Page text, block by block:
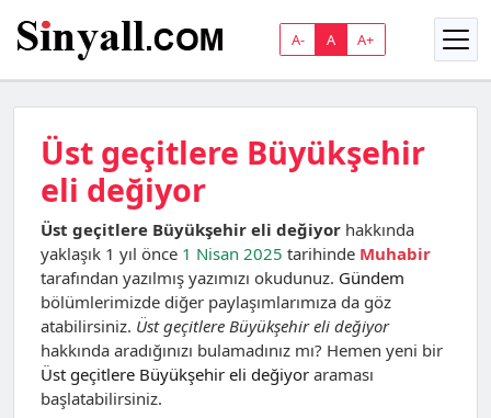
A- A A+
Üst geçitlere Büyükşehir
eli değiyor
Üst geçitlere Büyükşehir eli değiyor hakkında
yaklaşık 1 yıl önce 1 Nisan 2025 tarihinde Muhabir
tarafından yazılmış yazımızı okudunuz. Gündem
bölümlerimizde diğer paylaşımlarımıza da göz
atabilirsiniz. Üst geçitlere Büyükşehir eli değiyor
hakkında aradığınızı bulamadınız mı? Hemen yeni bir
Üst geçitlere Büyükşehir eli değiyor araması
başlatabilirsiniz.